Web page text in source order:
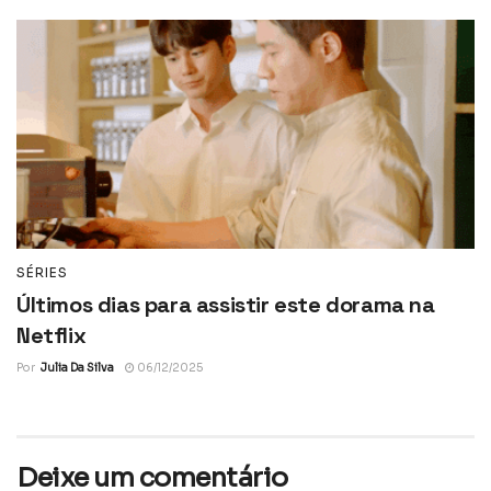
SÉRIES
Últimos dias para assistir este dorama na
Netflix
Por Julia Da Silva 06/12/2025
Deixe um comentário